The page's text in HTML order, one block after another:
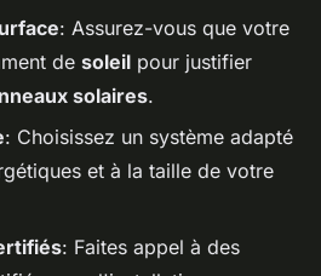
: Assurez-vous que votre
de soleil pour justifier
solaires.
: Choisissez un système adapté
et à la taille de votre
: Faites appel à des